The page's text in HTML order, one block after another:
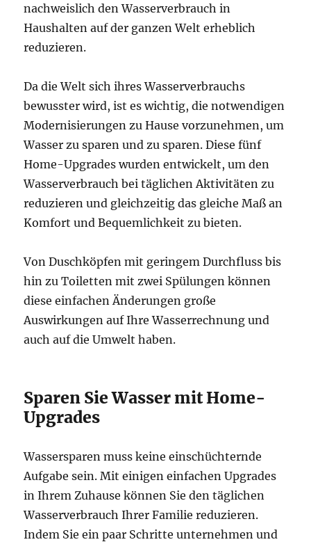
nachweislich den Wasserverbrauch in
Haushalten auf der ganzen Welt erheblich
reduzieren.
Da die Welt sich ihres Wasserverbrauchs
bewusster wird, ist es wichtig, die notwendigen
Modernisierungen zu Hause vorzunehmen, um
Wasser zu sparen und zu sparen. Diese fünf
Home-Upgrades wurden entwickelt, um den
Wasserverbrauch bei täglichen Aktivitäten zu
reduzieren und gleichzeitig das gleiche Maß an
Komfort und Bequemlichkeit zu bieten.
Von Duschköpfen mit geringem Durchfluss bis
hin zu Toiletten mit zwei Spülungen können
diese einfachen Änderungen große
Auswirkungen auf Ihre Wasserrechnung und
auch auf die Umwelt haben.
Sparen Sie Wasser mit Home-
Upgrades
Wassersparen muss keine einschüchternde
Aufgabe sein. Mit einigen einfachen Upgrades
in Ihrem Zuhause können Sie den täglichen
Wasserverbrauch Ihrer Familie reduzieren.
Indem Sie ein paar Schritte unternehmen und